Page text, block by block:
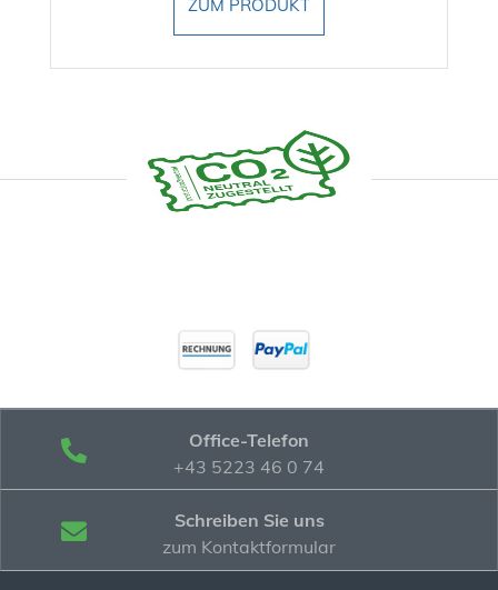
ZUM PRODUKT
Office-Telefon
+43 5223 46 0 74
Schreiben Sie uns
zum Kontaktformular